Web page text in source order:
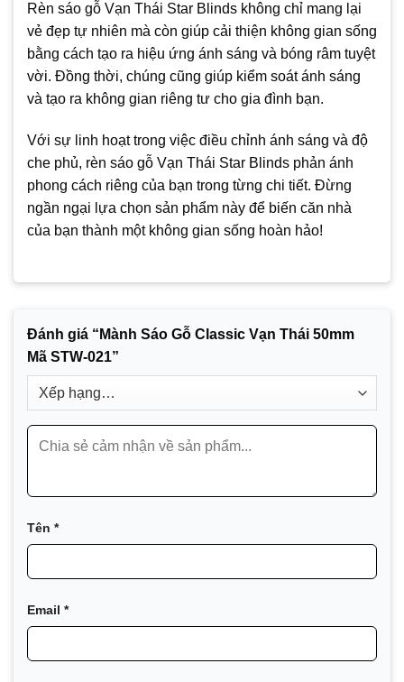
Rèn sáo gỗ Vạn Thái Star Blinds không chỉ mang lại
vẻ đẹp tự nhiên mà còn giúp cải thiện không gian sống
bằng cách tạo ra hiệu ứng ánh sáng và bóng râm tuyệt
vời. Đồng thời, chúng cũng giúp kiểm soát ánh sáng
và tạo ra không gian riêng tư cho gia đình bạn.
Với sự linh hoạt trong việc điều chỉnh ánh sáng và độ
che phủ, rèn sáo gỗ Vạn Thái Star Blinds phản ánh
phong cách riêng của bạn trong từng chi tiết. Đừng
ngần ngại lựa chọn sản phẩm này để biến căn nhà
của bạn thành một không gian sống hoàn hảo!
Đánh giá “Mành Sáo Gỗ Classic Vạn Thái 50mm
Mã STW-021”
Tên *
Email *